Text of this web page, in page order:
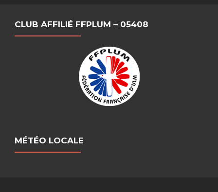
CLUB AFFILIÉ FFPLUM – 05408
MÉTÉO LOCALE